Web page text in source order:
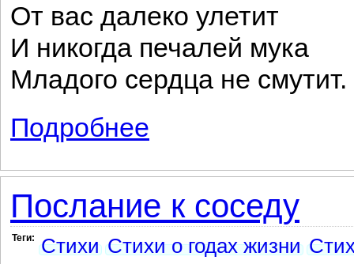
От вас далеко улетит
И никогда печалей мука
Младого сердца не смутит.
Подробнее
Послание к соседу
Теги: Стихи Стихи о годах жизни